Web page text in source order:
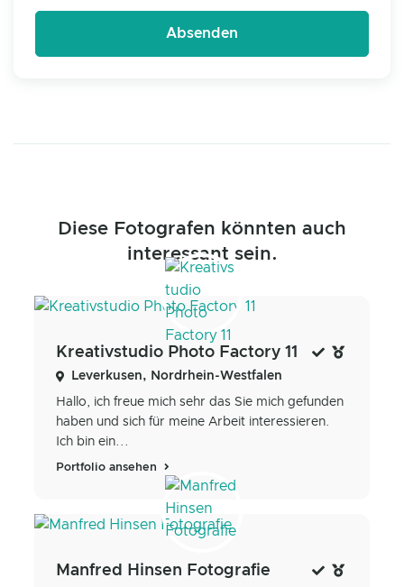
Diese Fotografen könnten auch
interessant sein.
Kreativstudio Photo Factory 11
Leverkusen, Nordrhein-Westfalen
Hallo, ich freue mich sehr das Sie mich gefunden
haben und sich für meine Arbeit interessieren.
Ich bin ein...
Portfolio ansehen
Manfred Hinsen Fotografie